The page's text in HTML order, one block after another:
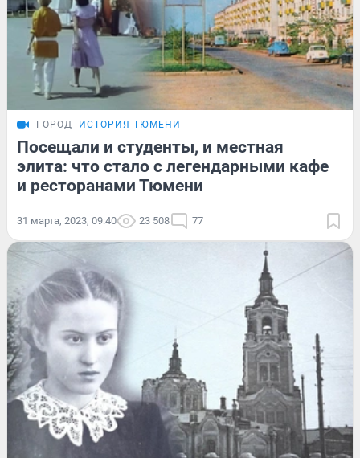
ГОРОД ИСТОРИЯ ТЮМЕНИ
Посещали и студенты, и местная
элита: что стало с легендарными кафе
и ресторанами Тюмени
31 марта, 2023, 09:40 23 508 77